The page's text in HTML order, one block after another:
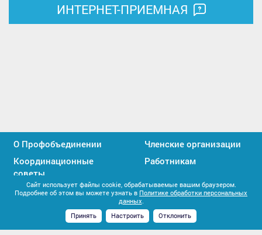
ИНТЕРНЕТ-ПРИЕМНАЯ
О Профобъединении
Членские организации
Координационные
советы
Работникам
Профактивистам
Единство профсоюзов
Сайт использует файлы cookie, обрабатываемые вашим браузером.
Подробнее об этом вы можете узнать в Политике обработки персональных
данных.
Принять
Настроить Отклонить